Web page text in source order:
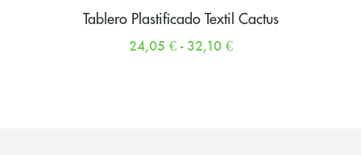
Tablero Plastificado Textil Cactus
24,05 € - 32,10 €